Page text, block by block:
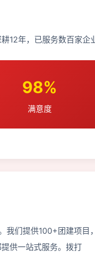
12年，已服务数百家企
98%
满意度
我们提供100+团建项目
供一站式服务。拨打